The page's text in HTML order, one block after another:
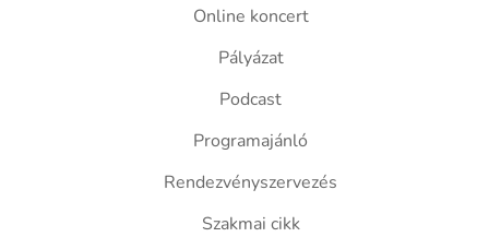
Online koncert
Pályázat
Podcast
Programajánló
Rendezvényszervezés
Szakmai cikk